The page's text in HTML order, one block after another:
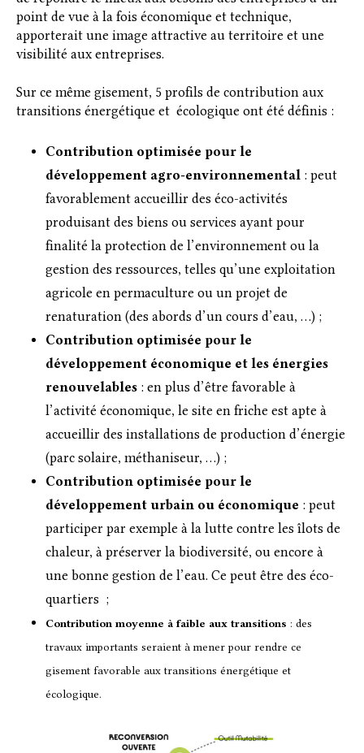
point de vue à la fois économique et technique,
apporterait une image attractive au territoire et une
visibilité aux entreprises.
Sur ce même gisement, 5 profils de contribution aux
transitions énergétique et écologique ont été définis :
Contribution optimisée pour le
développement agro-environnemental : peut
favorablement accueillir des éco-activités
produisant des biens ou services ayant pour
finalité la protection de l’environnement ou la
gestion des ressources, telles qu’une exploitation
agricole en permaculture ou un projet de
renaturation (des abords d’un cours d’eau, …) ;
Contribution optimisée pour le
développement économique et les énergies
renouvelables : en plus d’être favorable à
l’activité économique, le site en friche est apte à
accueillir des installations de production d’énergie
(parc solaire, méthaniseur, …) ;
Contribution optimisée pour le
développement urbain ou économique : peut
participer par exemple à la lutte contre les îlots de
chaleur, à préserver la biodiversité, ou encore à
une bonne gestion de l’eau. Ce peut être des éco-
quartiers ;
Contribution moyenne à faible aux transitions : des
travaux importants seraient à mener pour rendre ce
gisement favorable aux transitions énergétique et
écologique.